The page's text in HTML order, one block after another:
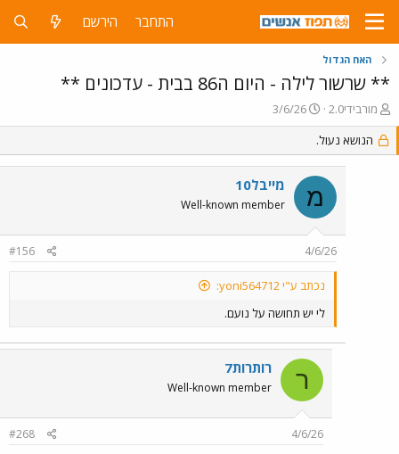
התחבר הירשם
האח הגדול
** שרשור לילה - היום ה86 בבית - עדכונים **
פ
ו
ת
ח
מורבידי2.0
פ
ו
ס
א
ר
י
3/6/26
הנושא נעול.
מ מייבל10
Well-known member
4/6/26
#156
נכתב ע"י yoni564712:
לי יש תחושה על נועם.
ר רותרות7
Well-known member
4/6/26
#268